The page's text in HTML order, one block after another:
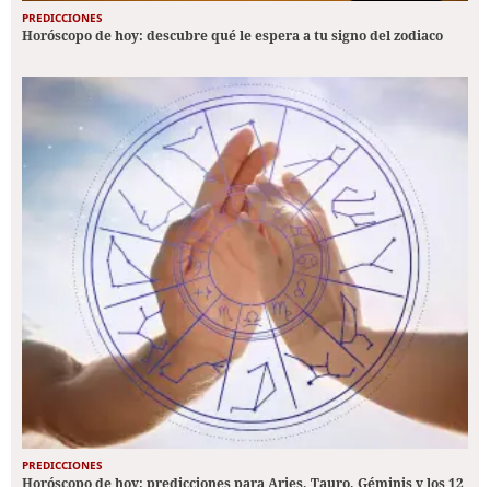
PREDICCIONES
Horóscopo de hoy: descubre qué le espera a tu signo del zodiaco
PREDICCIONES
Horóscopo de hoy: predicciones para Aries, Tauro, Géminis y los 12